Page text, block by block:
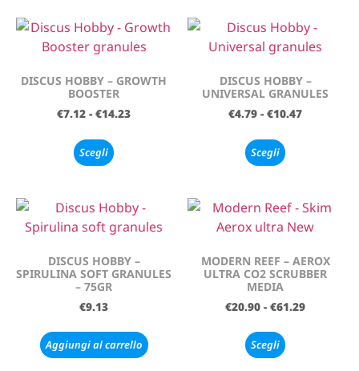
DISCUS HOBBY – GROWTH
BOOSTER
€7.12 - €14.23
Scegli
DISCUS HOBBY –
UNIVERSAL GRANULES
€4.79 - €10.47
Scegli
DISCUS HOBBY –
SPIRULINA SOFT GRANULES
– 75GR
€9.13
Aggiungi al carrello
MODERN REEF – AEROX
ULTRA CO2 SCRUBBER
MEDIA
€20.90 - €61.29
Scegli